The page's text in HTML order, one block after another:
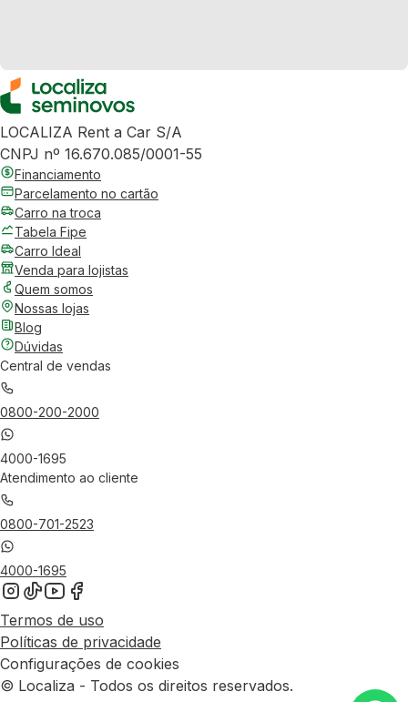
LOCALIZA Rent a Car S/A
CNPJ nº 16.670.085/0001-55
Financiamento
Parcelamento no cartão
Carro na troca
Tabela Fipe
Carro Ideal
Venda para lojistas
Quem somos
Nossas lojas
Blog
Dúvidas
Central de vendas
0800-200-2000
4000-1695
Atendimento ao cliente
0800-701-2523
4000-1695
Termos de uso
Políticas de privacidade
Configurações de cookies
© Localiza - Todos os direitos reservados.